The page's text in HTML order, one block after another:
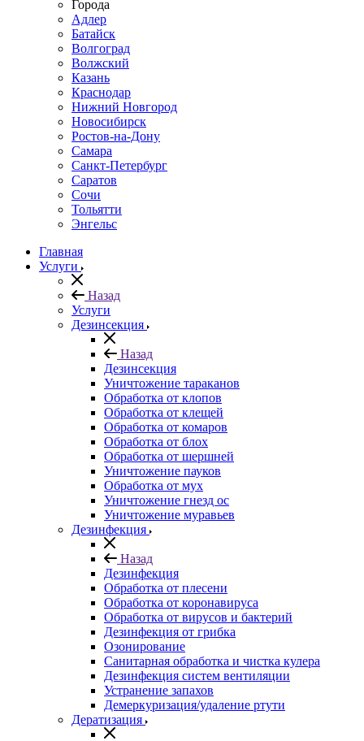
Города
Адлер
Батайск
Волгоград
Волжский
Казань
Краснодар
Нижний Новгород
Новосибирск
Ростов-на-Дону
Самара
Санкт-Петербург
Саратов
Сочи
Тольятти
Энгельс
Главная
Услуги
Назад
Услуги
Дезинсекция
Назад
Дезинсекция
Уничтожение тараканов
Обработка от клопов
Обработка от клещей
Обработка от комаров
Обработка от блох
Обработка от шершней
Уничтожение пауков
Обработка от мух
Уничтожение гнезд ос
Уничтожение муравьев
Дезинфекция
Назад
Дезинфекция
Обработка от плесени
Обработка от коронавируса
Обработка от вирусов и бактерий
Дезинфекция от грибка
Озонирование
Санитарная обработка и чистка кулера
Дезинфекция систем вентиляции
Устранение запахов
Демеркуризация/удаление ртути
Дератизация